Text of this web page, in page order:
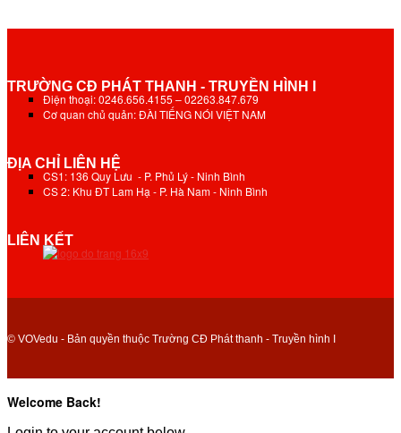
TRƯỜNG CĐ PHÁT THANH - TRUYỀN HÌNH I
Điện thoại: 0246.656.4155 – 02263.847.679
Cơ quan chủ quản: ĐÀI TIẾNG NÓI VIỆT NAM
ĐỊA CHỈ LIÊN HỆ
CS1: 136 Quy Lưu - P. Phủ Lý - Ninh Bình
CS 2: Khu ĐT Lam Hạ - P. Hà Nam - Ninh Bình
LIÊN KẾT
© VOVedu - Bản quyền thuộc Trường CĐ Phát thanh - Truyền hình I
Welcome Back!